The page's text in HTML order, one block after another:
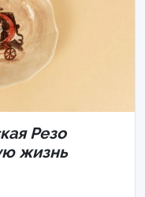
Резо
жизнь